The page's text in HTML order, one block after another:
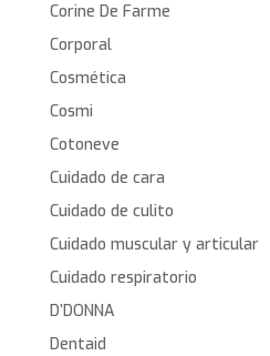
Corine De Farme
Corporal
Cosmética
Cosmi
Cotoneve
Cuidado de cara
Cuidado de culito
Cuidado muscular y articular
Cuidado respiratorio
D’DONNA
Dentaid